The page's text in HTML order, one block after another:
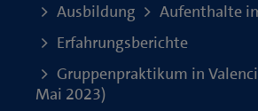
Ausbildung
Aufenthalte
Erfahrungsberichte
Gruppenpraktikum in
Mai 2023)